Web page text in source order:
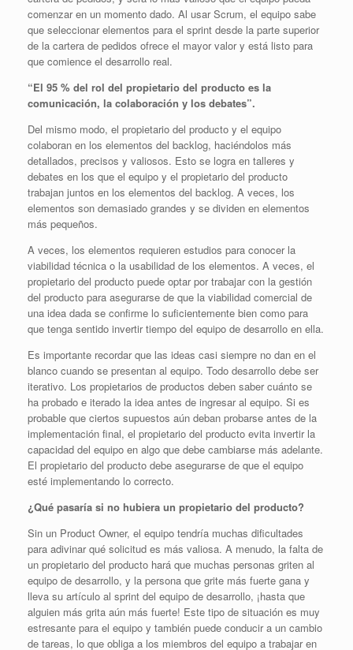
comenzar en un momento dado. Al usar Scrum, el equipo sabe
que seleccionar elementos para el sprint desde la parte superior
de la cartera de pedidos ofrece el mayor valor y está listo para
que comience el desarrollo real.
“El 95 % del rol del propietario del producto es la
comunicación, la colaboración y los debates”.
Del mismo modo, el propietario del producto y el equipo
colaboran en los elementos del backlog, haciéndolos más
detallados, precisos y valiosos. Esto se logra en talleres y
debates en los que el equipo y el propietario del producto
trabajan juntos en los elementos del backlog. A veces, los
elementos son demasiado grandes y se dividen en elementos
más pequeños.
A veces, los elementos requieren estudios para conocer la
viabilidad técnica o la usabilidad de los elementos. A veces, el
propietario del producto puede optar por trabajar con la gestión
del producto para asegurarse de que la viabilidad comercial de
una idea dada se confirme lo suficientemente bien como para
que tenga sentido invertir tiempo del equipo de desarrollo en ella.
Es importante recordar que las ideas casi siempre no dan en el
blanco cuando se presentan al equipo. Todo desarrollo debe ser
iterativo. Los propietarios de productos deben saber cuánto se
ha probado e iterado la idea antes de ingresar al equipo. Si es
probable que ciertos supuestos aún deban probarse antes de la
implementación final, el propietario del producto evita invertir la
capacidad del equipo en algo que debe cambiarse más adelante.
El propietario del producto debe asegurarse de que el equipo
esté implementando lo correcto.
¿Qué pasaría si no hubiera un propietario del producto?
Sin un Product Owner, el equipo tendría muchas dificultades
para adivinar qué solicitud es más valiosa. A menudo, la falta de
un propietario del producto hará que muchas personas griten al
equipo de desarrollo, y la persona que grite más fuerte gana y
lleva su artículo al sprint del equipo de desarrollo, ¡hasta que
alguien más grita aún más fuerte! Este tipo de situación es muy
estresante para el equipo y también puede conducir a un cambio
de tareas, lo que obliga a los miembros del equipo a trabajar en